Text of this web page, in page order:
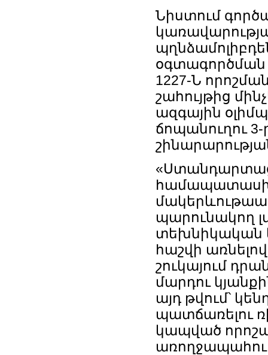
Նիստում
օգտագործման
1227-Ն
շահույթից
ազգային
ճոպանուղու
պարունակող
տեխնիկական
հաշվի
շուկայում
մարդու
այդ թվում՝
պատճառելու
կապված